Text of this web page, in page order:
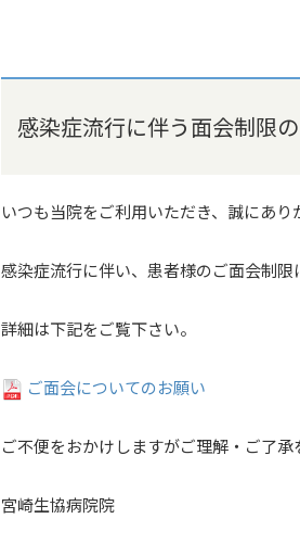
感染症流行に伴う面会制限
いつも当院をご利用いただき、誠にあり
感染症流行に伴い、患者様のご面会制
詳細は下記をご覧下さい。
ご面会についてのお願い
ご不便をおかけしますがご理解・ご了
宮崎生協病院院